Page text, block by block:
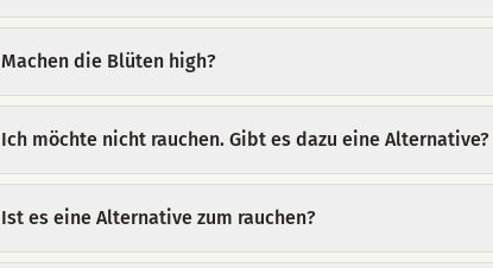
Machen die Blüten high?
Ich möchte nicht rauchen. Gibt es dazu eine Alternative?
Ist es eine Alternative zum rauchen?